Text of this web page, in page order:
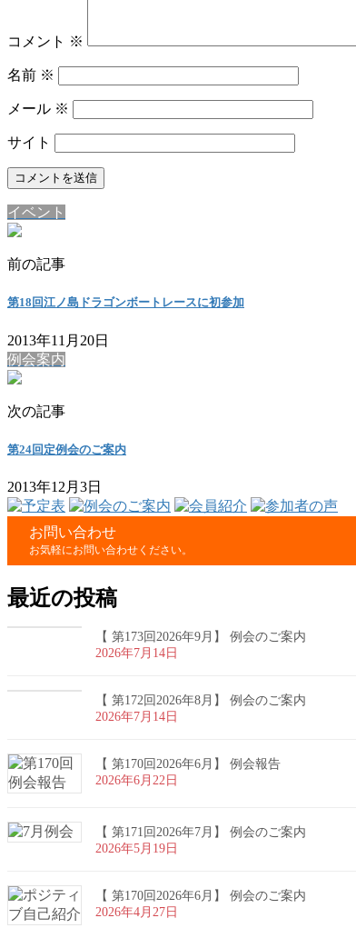
コメント ※
名前 ※
メール ※
サイト
イベント
前の記事
第18回江ノ島ドラゴンボートレースに初参加
2013年11月20日
例会案内
次の記事
第24回定例会のご案内
2013年12月3日
お問い合わせ
お気軽にお問い合わせください。
最近の投稿
【 第173回2026年9月】 例会のご案内
2026年7月14日
【 第172回2026年8月】 例会のご案内
2026年7月14日
【 第170回2026年6月】 例会報告
2026年6月22日
【 第171回2026年7月】 例会のご案内
2026年5月19日
【 第170回2026年6月】 例会のご案内
2026年4月27日